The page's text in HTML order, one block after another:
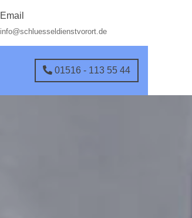
Email
info@schluesseldienstvorort.de
01516 - 113 55 44